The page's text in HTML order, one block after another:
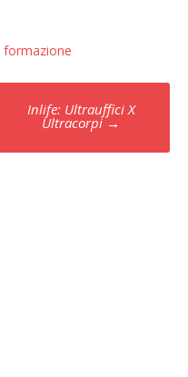
formazione
Inlife: Ultrauffici X
Ultracorpi→